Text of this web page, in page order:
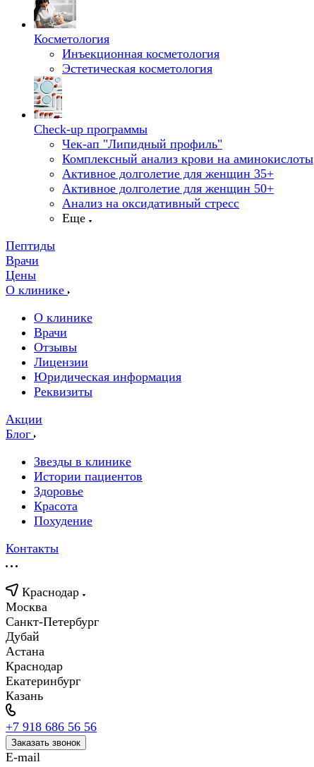
Косметология
Инъекционная косметология
Эстетическая косметология
Check-up программы
Чек-ап "Липидный профиль"
Комплексный анализ крови на аминокислоты
Активное долголетие для женщин 35+
Активное долголетие для женщин 50+
Анализ на оксидативный стресс
Еще
Пептиды
Врачи
Цены
О клинике
О клинике
Врачи
Отзывы
Лицензии
Юридическая информация
Реквизиты
Акции
Блог
Звезды в клинике
Истории пациентов
Здоровье
Красота
Похудение
Контакты
Краснодар
Москва
Санкт-Петербург
Дубай
Астана
Краснодар
Екатеринбург
Казань
+7 918 686 56 56
Заказать звонок
E-mail